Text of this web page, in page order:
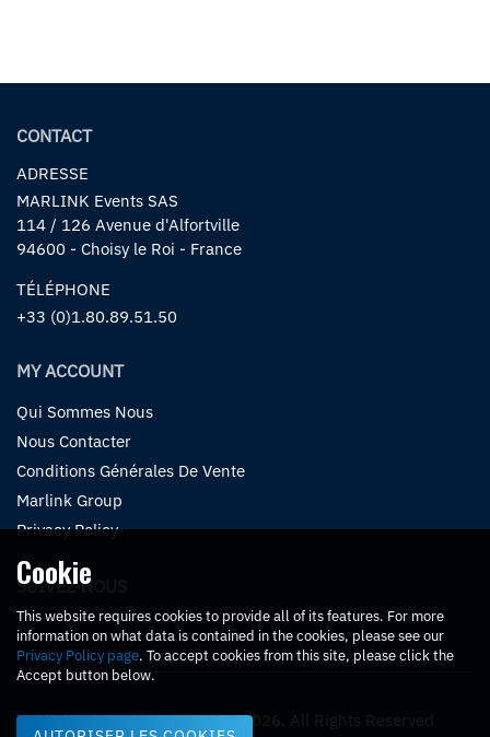
Cookie
This website requires cookies to provide all of its features. For more
information on what data is contained in the cookies, please see our
Privacy Policy page. To accept cookies from this site, please click the
Accept button below.
CONTACT
ADRESSE
MARLINK Events SAS
114 / 126 Avenue d'Alfortville
94600 - Choisy le Roi - France
TÉLÉPHONE
+33 (0)1.80.89.51.50
MY ACCOUNT
Qui Sommes Nous
Nous Contacter
Conditions Générales De Vente
Marlink Group
Privacy Policy
SUIVEZ-NOUS
Marlink Eshop eCommerce. © 2026. All Rights Reserved